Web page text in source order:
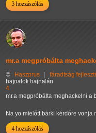
3 hozzászólás
mr.a megpróbálta
© Haszprus fáradtság
hajnalok hajnalán
4
mr.a megpróbálta meghackelni a
Na yo mielőtt bárki kérdőre vonja
4 hozzászólás